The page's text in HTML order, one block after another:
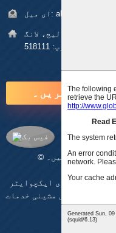
ای میل:
پارک، پنگھو ولیج، لانگ
شینزین زپ: 518111
کریں۔
اسٹیج ,لکیری ایکچوایٹر
سی این سی مشینی خدمات